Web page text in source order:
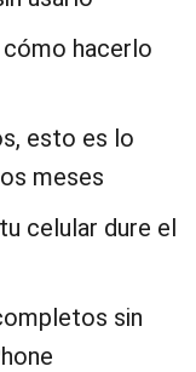
hacerlo
esto es lo
meses
celular dure el
sin